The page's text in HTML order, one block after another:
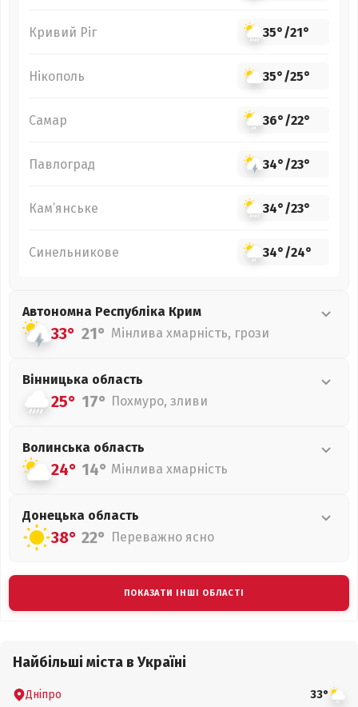
Кривий Ріг 35°/21°
Нікополь 35°/25°
Самар 36°/22°
Павлоград 34°/23°
Кам’янське 34°/23°
Синельникове 34°/24°
Автономна Республіка Крим
33° 21° Мінлива хмарність, грози
Вінницька область
25° 17° Похмуро, зливи
Волинська область
24° 14° Мінлива хмарність
Донецька область
38° 22° Переважно ясно
ПОКАЗАТИ ІНШІ ОБЛАСТІ
Найбільші міста в Україні
Дніпро 33°